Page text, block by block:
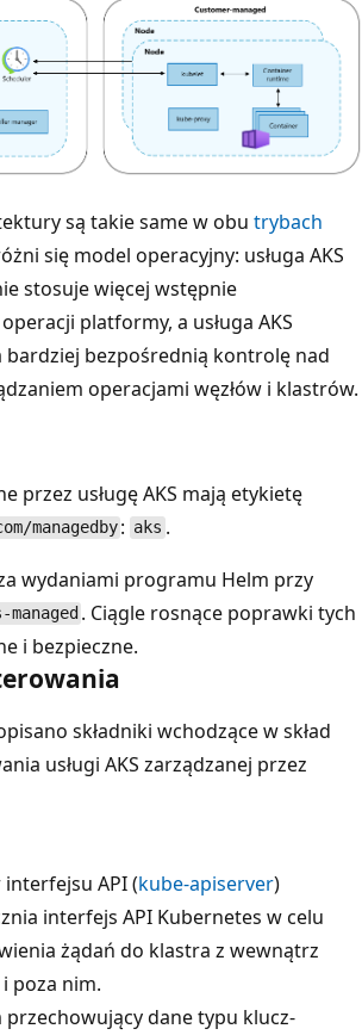
są takie same w obu trybach
się model operacyjny: usługa AKS
stosuje więcej wstępnie
platformy, a usługa AKS
bardziej bezpośrednią kontrolę nad
operacjami węzłów i klastrów.
przez usługę AKS mają etykietę
managedby : aks .
wydaniami programu Helm przy
managed . Ciągle rosnące poprawki tych
i bezpieczne.
składniki wchodzące w skład
usługi AKS zarządzanej przez
interfejsu API (kube-apiserver)
interfejs API Kubernetes w celu
żądań do klastra z wewnątrz
poza nim.
przechowujący dane typu klucz-